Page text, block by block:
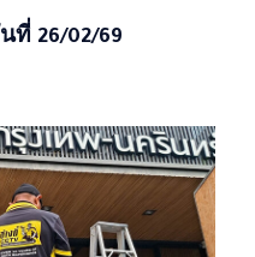
ที่ 26/02/69